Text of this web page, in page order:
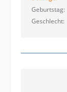
Geburtstag
Geschlecht